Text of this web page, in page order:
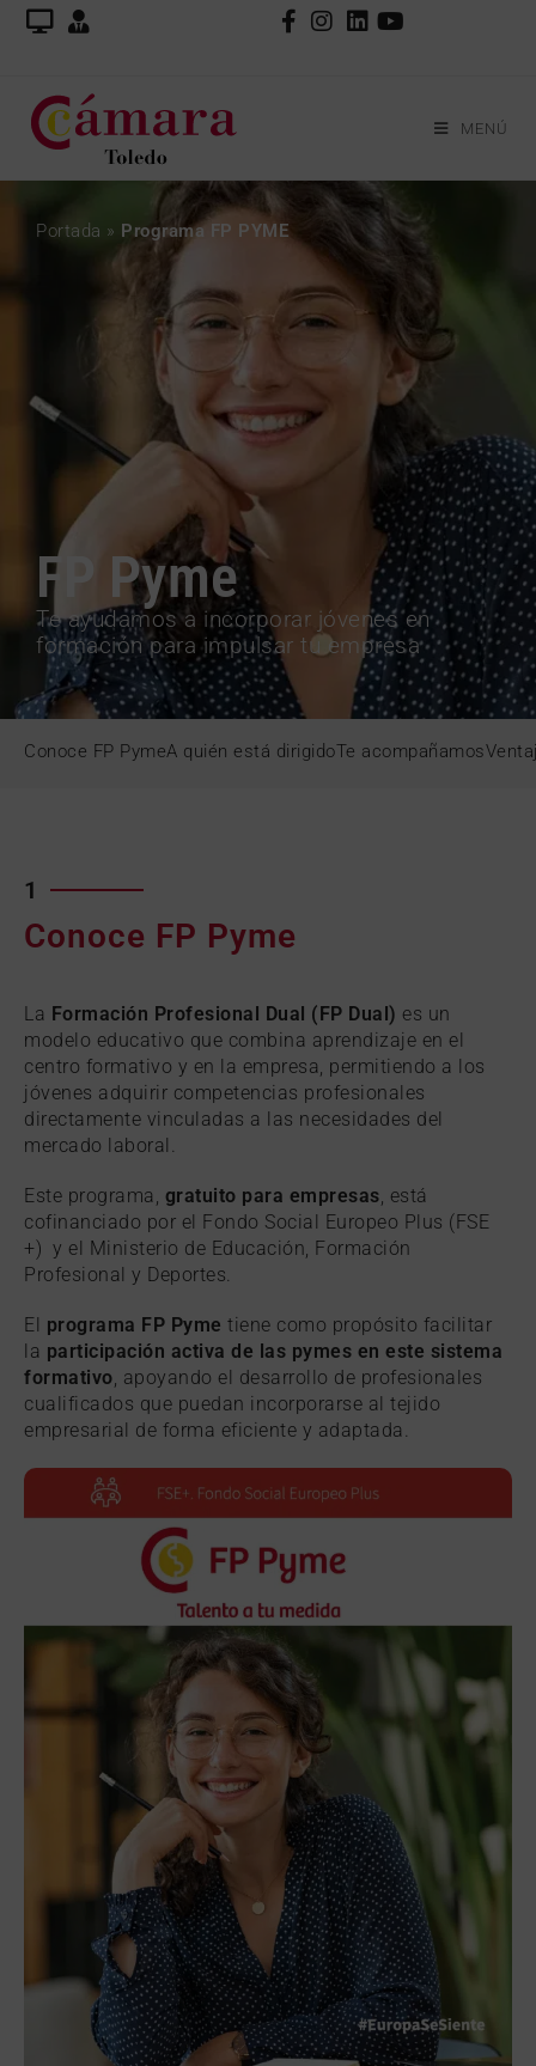
MENÚ
Portada » Programa FP PYME
FP Pyme
Te ayudamos a incorporar jóvenes en
formación para impulsar tu empresa
Conoce FP PymeA quién está dirigidoTe acompañamos
1
Conoce FP Pyme
La Formación Profesional Dual (FP Dual) es un
modelo educativo que combina aprendizaje en el
centro formativo y en la empresa, permitiendo a los
jóvenes adquirir competencias profesionales
directamente vinculadas a las necesidades del
mercado laboral.
Este programa, gratuito para empresas, está
cofinanciado por el Fondo Social Europeo Plus (FSE
+) y el Ministerio de Educación, Formación
Profesional y Deportes.
El programa FP Pyme tiene como propósito facilitar
la participación activa de las pymes en este sistema
formativo, apoyando el desarrollo de profesionales
cualificados que puedan incorporarse al tejido
empresarial de forma eficiente y adaptada.